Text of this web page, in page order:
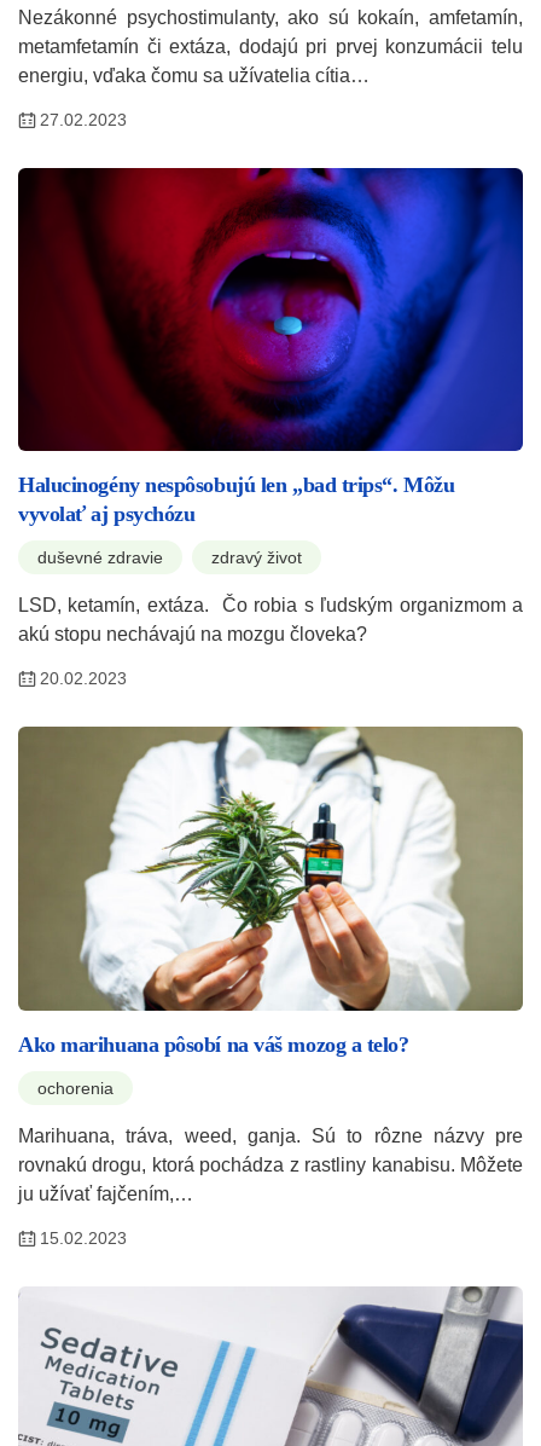
Nezákonné psychostimulanty, ako sú kokaín, amfetamín,
metamfetamín či extáza, dodajú pri prvej konzumácii telu
energiu, vďaka čomu sa užívatelia cítia…
27.02.2023
Halucinogény nespôsobujú len „bad trips“. Môžu
vyvolať aj psychózu
duševné zdravie zdravý život
LSD, ketamín, extáza. Čo robia s ľudským organizmom a
akú stopu nechávajú na mozgu človeka?
20.02.2023
Ako marihuana pôsobí na váš mozog a telo?
ochorenia
Marihuana, tráva, weed, ganja. Sú to rôzne názvy pre
rovnakú drogu, ktorá pochádza z rastliny kanabisu. Môžete
ju užívať fajčením,…
15.02.2023